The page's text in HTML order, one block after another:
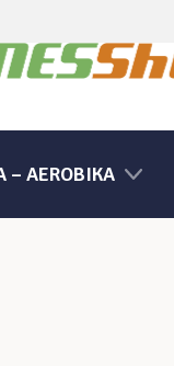
– AEROBIKA